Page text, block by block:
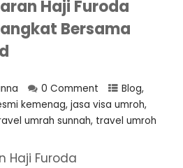
Haji Furoda
Bersama
0 Comment Blog,
kemenag, jasa visa umroh,
umrah sunnah, travel umroh
Haji Furoda